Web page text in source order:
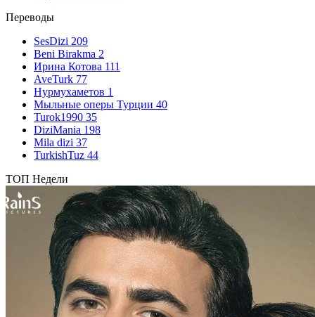
Переводы
SesDizi 209
Beni Birakma 2
Ирина Котова 111
AveTurk 77
Нурмухаметов 1
Мыльные оперы Турции 40
Turok1990 35
DiziMania 198
Mila dizi 37
TurkishTuz 44
ТОП Недели